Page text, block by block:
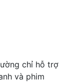
chỉ hỗ trợ
và phim